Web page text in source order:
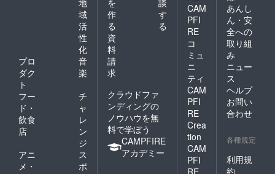
地
域
活
性
化
プロ
ダク
ト
音
楽
フー
ド・
飲食
店
チ
ャ
レ
ン
ジ
アニ
メ・
ス
ポ
を
作
る
談
す
る
資
料
請
求
クラウドファ
ンディングの
ノウハウを無
料で学ぼう
CAMPFIRE
アカデミー
CAM
PFI
RE
コ
ミュ
ニ
ティ
CAM
PFI
RE
Crea
tion
CAM
PFI
あんし
ん・安
全への
取り組
み
ニュー
ス
ヘルプ
お問い
合わせ
各種規定
利用規
約